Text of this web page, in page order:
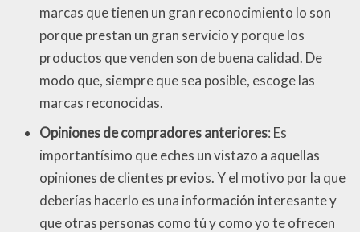
marcas que tienen un gran reconocimiento lo son
porque prestan un gran servicio y porque los
productos que venden son de buena calidad. De
modo que, siempre que sea posible, escoge las
marcas reconocidas.
Opiniones de compradores anteriores: Es
importantísimo que eches un vistazo a aquellas
opiniones de clientes previos. Y el motivo por la que
deberías hacerlo es una información interesante y
que otras personas como tú y como yo te ofrecen